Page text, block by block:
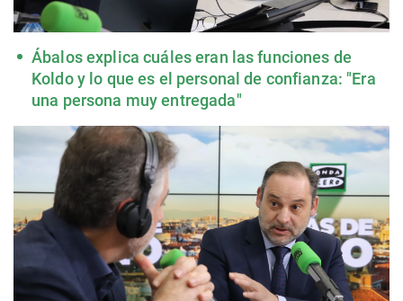
Ábalos explica cuáles eran las funciones de
Koldo y lo que es el personal de confianza: "Era
una persona muy entregada"